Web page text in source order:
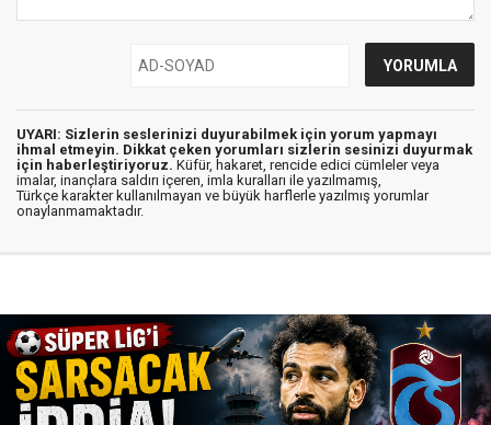
UYARI: Sizlerin seslerinizi duyurabilmek için yorum yapmayı
ihmal etmeyin. Dikkat çeken yorumları sizlerin sesinizi duyurmak
için haberleştiriyoruz. Küfür, hakaret, rencide edici cümleler veya
imalar, inançlara saldırı içeren, imla kuralları ile yazılmamış,
Türkçe karakter kullanılmayan ve büyük harflerle yazılmış yorumlar
onaylanmamaktadır.